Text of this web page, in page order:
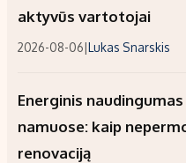
aktyvūs vartotojai
2026-08-06|Lukas Snarskis
Energinis
namuose: kaip
renovaciją